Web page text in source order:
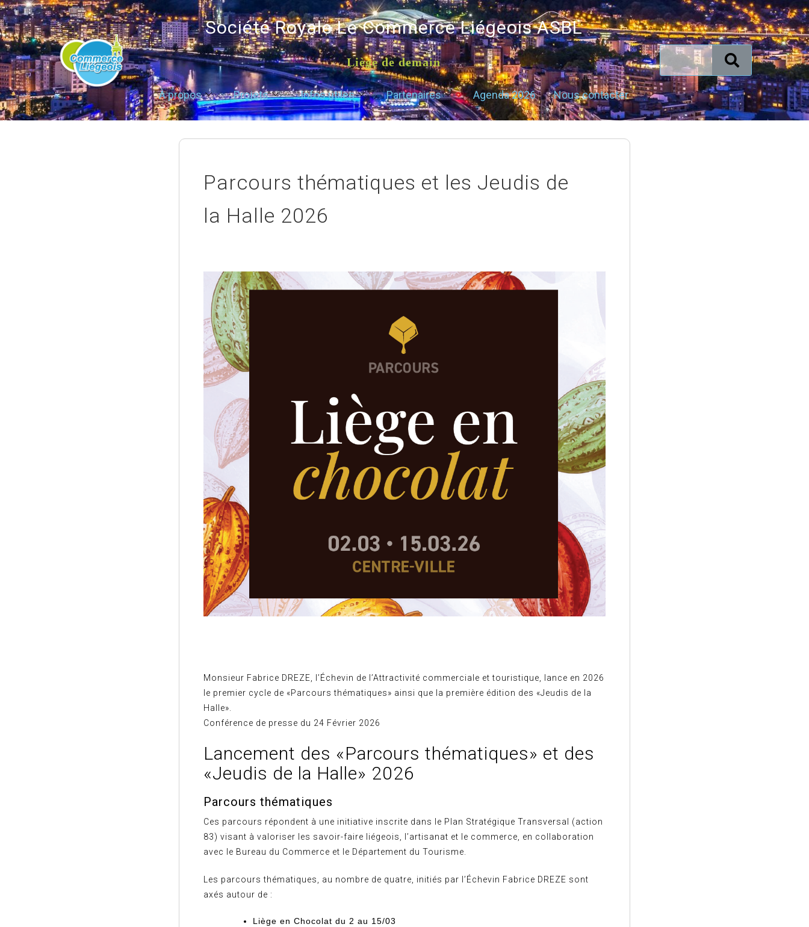
Société Royale Le Commerce Liégeois ASBL
Liège de demain
À propos Projets Infos utiles Partenaires Agenda 2026 Nous contacter
Parcours thématiques et les Jeudis de
la Halle 2026
Monsieur Fabrice DREZE, l’Échevin de l’Attractivité commerciale et touristique, lance en 2026
le premier cycle de «Parcours thématiques» ainsi que la première édition des «Jeudis de la
Halle».
Conférence de presse du 24 Février 2026
Lancement des «Parcours thématiques» et des
«Jeudis de la Halle» 2026
Parcours thématiques
Ces parcours répondent à une initiative inscrite dans le Plan Stratégique Transversal (action
83) visant à valoriser les savoir-faire liégeois, l’artisanat et le commerce, en collaboration
avec le Bureau du Commerce et le Département du Tourisme.
Les parcours thématiques, au nombre de quatre, initiés par l’Échevin Fabrice DREZE sont
axés autour de :
Liège en Chocolat du 2 au 15/03